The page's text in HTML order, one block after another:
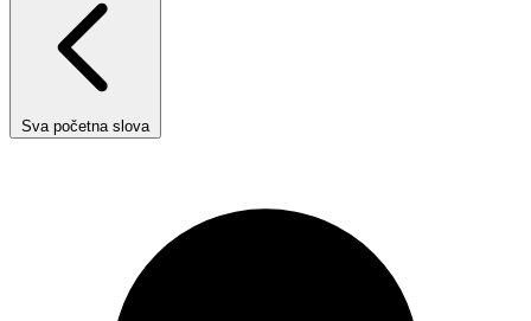
Sva početna slova